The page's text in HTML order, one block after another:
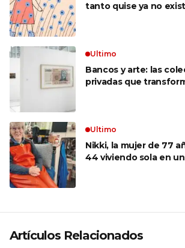
tanto quise ya no
Ultimo
Bancos y arte: las
privadas que
Ultimo
Nikki, la mujer de 77
44 viviendo sola en
Artículos Relacionados